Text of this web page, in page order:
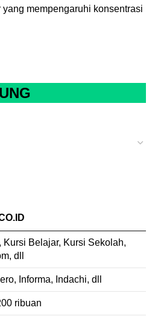
mempengaruhi konsentrasi
Kursi Belajar, Kursi Sekolah,
dll
Informa, Indachi, dll
ribuan